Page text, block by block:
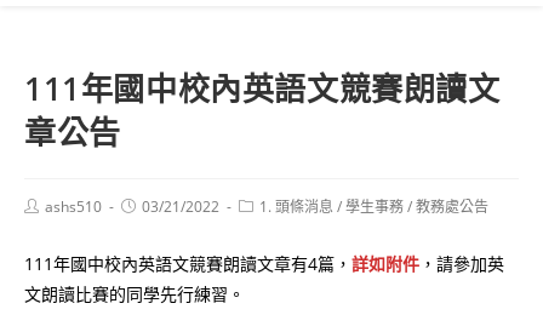
111年國中校內英語文競賽朗讀文
章公告
Postashs510
Post03/21/2022
Post1. 頭條消息 /學生事務/教務處公告
111年國中校內英語文競賽朗讀文章有4篇， 詳如附件 ，請參加英
文朗讀比賽的同學先行練習。